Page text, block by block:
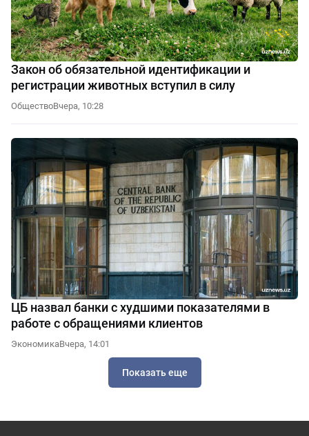
Закон об обязательной идентификации и
регистрации животных вступил в силу
ОбществоВчера, 10:28
ЦБ назвал банки с худшими показателями в
работе с обращениями клиентов
ЭкономикаВчера, 14:01
Показать еще